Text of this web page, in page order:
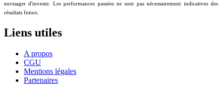
envisager d'investir. Les performances passées ne sont pas nécessairement indicatives des
résultats futurs.
Liens utiles
A propos
CGU
Mentions légales
Partenaires